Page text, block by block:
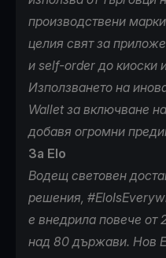
производствени
целия свят за
и self-order до киоски
Използването на
Wallet за включване
добавя огромни
За Еlo
Водещ световен
решения,
е внедрила повече от
над 80 държави. Нов